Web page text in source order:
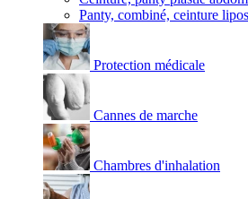
Panty, combiné, ceinture
Protection médicale
Cannes de marche
Chambres d'inhalation